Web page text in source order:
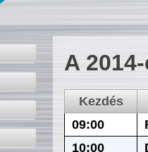
A
Kezdés
09:00
10:00